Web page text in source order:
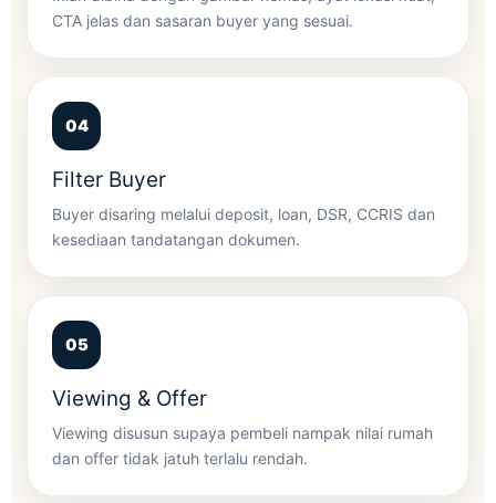
CTA jelas dan sasaran buyer yang sesuai.
Filter Buyer
Buyer disaring melalui deposit, loan, DSR, CCRIS dan
kesediaan tandatangan dokumen.
Viewing & Offer
Viewing disusun supaya pembeli nampak nilai rumah
dan offer tidak jatuh terlalu rendah.